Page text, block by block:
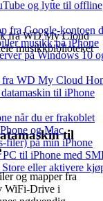
og lytte til offline
fra Google-kontoen
musikk på iPhone
på Windows 10
fra WD My Cloud
til iPhone
når du er frakoblet
og Mac
filer) på min iPhone
til iPhone med
eller aktivere
fra WD My Cloud
musikkbiblioteket
til
og mapper fra
WiFi-Drive i